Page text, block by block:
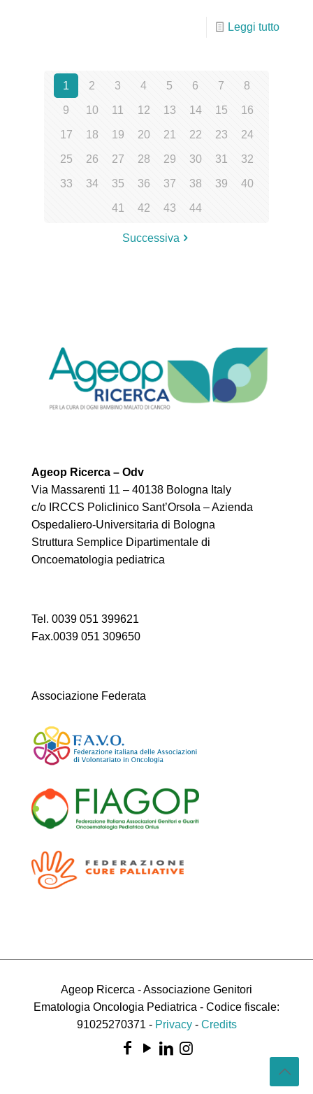
Leggi tutto
1 2 3 4 5 6 7 8
9 10 11 12 13 14 15 16
17 18 19 20 21 22 23 24
25 26 27 28 29 30 31 32
33 34 35 36 37 38 39 40
41 42 43 44
Successiva
Ageop Ricerca – Odv
Via Massarenti 11 – 40138 Bologna Italy
c/o IRCCS Policlinico Sant’Orsola – Azienda
Ospedaliero-Universitaria di Bologna
Struttura Semplice Dipartimentale di
Oncoematologia pediatrica
Tel. 0039 051 399621
Fax.0039 051 309650
Associazione Federata
Ageop Ricerca - Associazione Genitori
Ematologia Oncologia Pediatrica - Codice fiscale:
91025270371 - Privacy- Credits